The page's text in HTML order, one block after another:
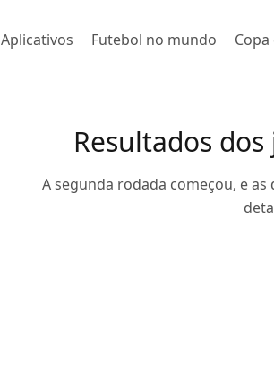
Aplicativos Futebol no mundo
Resultados
A segunda rodada começou, e